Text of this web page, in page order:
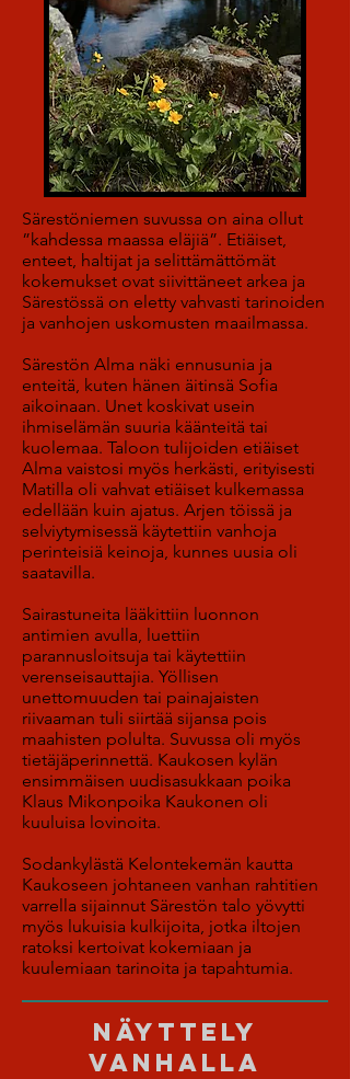
Särestöniemen suvussa on aina ollut
”kahdessa maassa eläjiä”. Etiäiset,
enteet, haltijat ja selittämättömät
kokemukset ovat siivittäneet arkea ja
Särestössä on eletty vahvasti tarinoiden
ja vanhojen uskomusten maailmassa.
Särestön Alma näki ennusunia ja
enteitä, kuten hänen äitinsä Sofia
aikoinaan. Unet koskivat usein
ihmiselämän suuria käänteitä tai
kuolemaa. Taloon tulijoiden etiäiset
Alma vaistosi myös herkästi, erityisesti
Matilla oli vahvat etiäiset kulkemassa
edellään kuin ajatus. Arjen töissä ja
selviytymisessä käytettiin vanhoja
perinteisiä keinoja, kunnes uusia oli
saatavilla.
Sairastuneita lääkittiin luonnon
antimien avulla, luettiin
parannusloitsuja tai käytettiin
verenseisauttajia. Yöllisen
unettomuuden tai painajaisten
riivaaman tuli siirtää sijansa pois
maahisten polulta. Suvussa oli myös
tietäjäperinnettä. Kaukosen kylän
ensimmäisen uudisasukkaan poika
Klaus Mikonpoika Kaukonen oli
kuuluisa lovinoita.
Sodankylästä Kelontekemän kautta
Kaukoseen johtaneen vanhan rahtitien
varrella sijainnut Särestön talo yövytti
myös lukuisia kulkijoita, jotka iltojen
ratoksi kertoivat kokemiaan ja
kuulemiaan tarinoita ja tapahtumia.
Näyttely
vanhalla